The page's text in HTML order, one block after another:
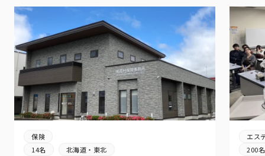
保険
14名
北海道・東北
エス
200名